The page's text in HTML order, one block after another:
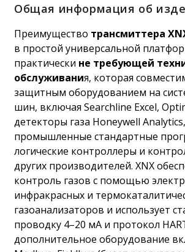
Общая информация об
Преимущество трансмиттера
в простой универсальной
практически не требующей
обслуживания, которая
защитным оборудованием на
шин, включая Searchline Excel,
детекторы газа Honeywell Analytics,
промышленные стандартные
логические контроллеры и
других производителей. XNX
контроль газов с помощью
инфракрасных и
газоанализаторов и использует
проводку 4–20 мА и протокол
дополнительное оборудование